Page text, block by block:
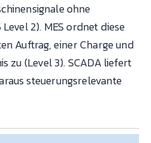
ohne
2). MES ordnet diese
Auftrag, einer Charge und
zu (Level 3). SCADA liefert
steuerungsrelevante